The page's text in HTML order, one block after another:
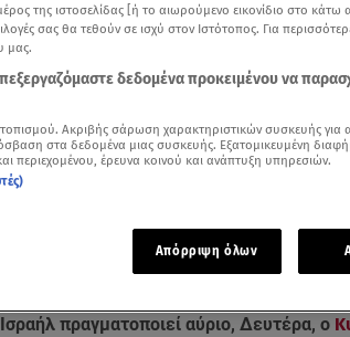
Add star.gr on Google
πραγματοποιεί αύριο, Δευτέρα, ο
της ιστοσελίδας [ή το αιωρούμενο εικονίδιο στο κάτω
σας θα τεθούν σε ισχύ στον Ιστότοπος. Για
μας.
δεδομένα προκειμένου να
Ακριβής σάρωση χαρακτηριστικών συσκευής για
στα δεδομένα μιας συσκευής. Εξατομικευμένη
περιεχομένου, έρευνα κοινού και ανάπτυξη υπηρεσιών.
Απόρριψη όλων